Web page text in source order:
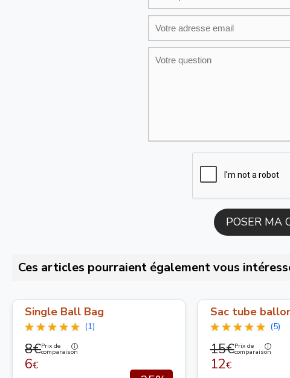
Ces articles pourraient également vous
Single Ball Bag
(1)
8€Prix de
comparaison
6€
Sac tube
(5)
15€Prix de
comparaison
12€